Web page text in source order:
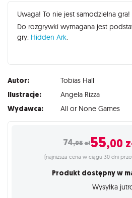
Uwaga! To nie jest samodzielna gra!
Do rozgrywki wymagana jest
gry: Hidden Ark.
Autor: Tobias Hall
Ilustracje: Angela Rizza
Wydawca: All or None Games
74,95zł55,00
(najniższa cena w ciągu 30 dni
Produkt dostępny w
Wysyłka